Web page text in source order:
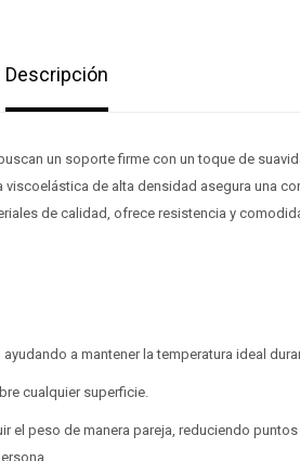
Descripción
un soporte firme con un toque de
de alta densidad asegura una
de calidad, ofrece resistencia y
a mantener la temperatura ideal
cualquier superficie.
el peso de manera pareja, reduciendo
más ágil de comprar!
sin recargo o hasta en 12
* ¡Solo con tu cédula!
más ágil de comprar!
sin recargo o hasta en 12
* ¡Solo con tu cédula!